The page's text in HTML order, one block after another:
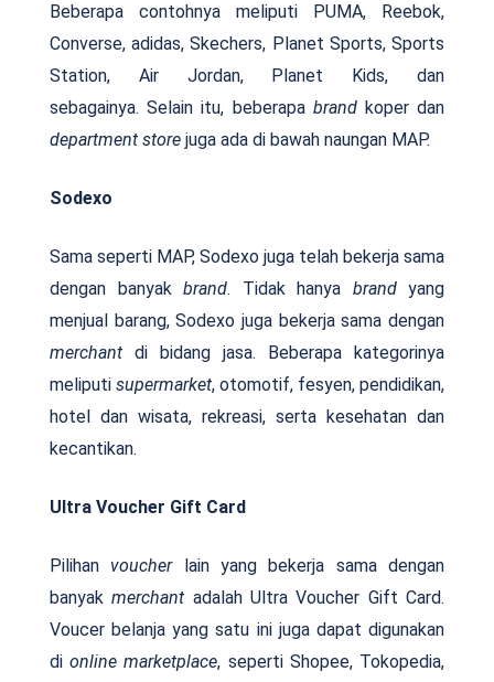
Beberapa contohnya meliputi PUMA, Reebok,
Converse, adidas, Skechers, Planet Sports, Sports
Station, Air Jordan, Planet Kids, dan
sebagainya. Selain itu, beberapa brand koper dan
department store juga ada di bawah naungan MAP.
Sodexo
Sama seperti MAP, Sodexo juga telah bekerja sama
dengan banyak brand. Tidak hanya brand yang
menjual barang, Sodexo juga bekerja sama dengan
merchant di bidang jasa. Beberapa kategorinya
meliputi supermarket, otomotif, fesyen, pendidikan,
hotel dan wisata, rekreasi, serta kesehatan dan
kecantikan.
Ultra Voucher Gift Card
Pilihan voucher
lain yang bekerja sama dengan
banyakmerchant adalah Ultra Voucher Gift Card.
Voucer belanja yang satu ini juga dapat digunakan
dionline marketplace, seperti Shopee, Tokopedia,